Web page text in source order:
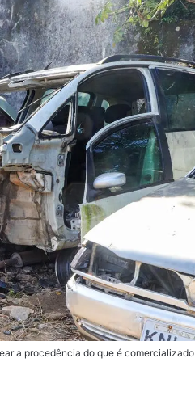
a procedência do que é comercializado